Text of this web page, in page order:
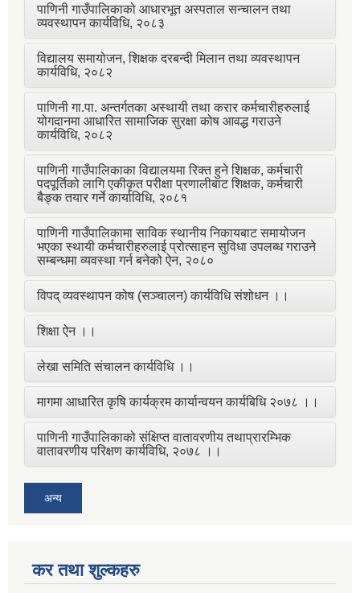
पाणिनी गाउँपालिकाको आधारभूत अस्पताल सन्चालन तथा
व्यवस्थापन कार्यविधि, २०८३
विद्यालय समायोजन, शिक्षक दरबन्दी मिलान तथा व्यवस्थापन
कार्यविधि, २०८२
पाणिनी गा.पा. अन्तर्गतका अस्थायी तथा करार कर्मचारीहरुलाई
योगदानमा आधारित सामाजिक सुरक्षा कोष आवद्ध गराउने
कार्यविधि, २०८२
पाणिनी गाउँपालिकाका विद्यालयमा रिक्त हुने शिक्षक, कर्मचारी
पदपूर्तिको लागि एकीकृत परीक्षा प्रणालीबाट शिक्षक, कर्मचारी
बैङ्क तयार गर्ने कार्याविधि, २०८१
पाणिनी गाउँपालिकामा साविक स्थानीय निकायबाट समायोजन
भएका स्थायी कर्मचारीहरुलाई प्रोत्साहन सुविधा उपलब्ध गराउने
सम्बन्धमा व्यवस्था गर्न बनेको ऐन, २०८०
विपद् व्यवस्थापन कोष (सञ्चालन) कार्यविधि संशोधन ।।
शिक्षा ऐन ।।
लेखा समिति संचालन कार्यविधि ।।
मागमा आधारित कृषि कार्यक्रम कार्यान्वयन कार्यबिधि २०७८ ।।
पाणिनी गाउँपालिकाको संक्षिप्त वातावरणीय तथाप्रारम्भिक
वातावरणीय परिक्षण कार्यविधि, २०७८ ।।
अन्य
कर तथा शुल्कहरु